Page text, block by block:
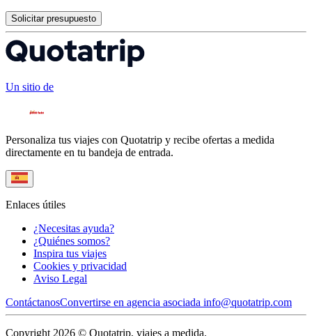
Solicitar presupuesto
Un sitio de
Personaliza tus viajes con Quotatrip y recibe ofertas a medida
directamente en tu bandeja de entrada.
Enlaces útiles
¿Necesitas ayuda?
¿Quiénes somos?
Inspira tus viajes
Cookies y privacidad
Aviso Legal
ContáctanosConvertirse en agencia asociada info@quotatrip.com
Copyright 2026 © Quotatrip, viajes a medida.